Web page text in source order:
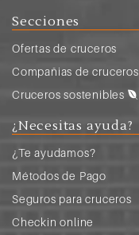
Secciones
Ofertas de cruceros
Compañias de cruceros
Cruceros sostenibles
¿Necesitas ayuda?
¿Te ayudamos?
Métodos de Pago
Seguros para cruceros
Checkin online